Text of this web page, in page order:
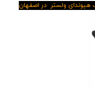
هیوندای ولستر در اصفهان